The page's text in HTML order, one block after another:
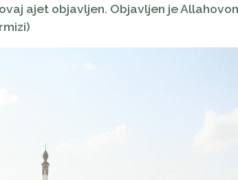
ajet objavljen. Objavljen je